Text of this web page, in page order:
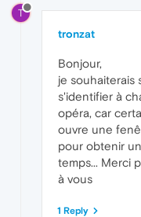
T
tronzat
Bonjour,
je souhaiterais
s'identifier à
opéra, car
ouvre une
pour obtenir
temps... Merci
à vous
1 Reply